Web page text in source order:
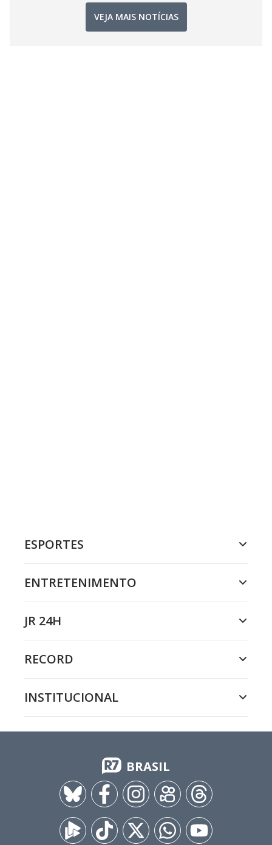
VEJA MAIS NOTÍCIAS
ESPORTES
ENTRETENIMENTO
JR 24H
RECORD
INSTITUCIONAL
BRASIL